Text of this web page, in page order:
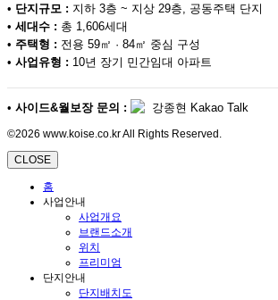
• 단지규모 : 지하 3층 ~ 지상 29층, 공동주택 단지
• 세대수 : 총 1,606세대
• 주택형 : 전용 59㎡ · 84㎡ 중심 구성
• 사업유형 : 10년 장기 민간임대 아파트
• 사이드&월보장 문의 : 강종현 Kakao Talk
©2026 www.koise.co.kr All Rights Reserved.
CLOSE
홈
사업안내
사업개요
브랜드소개
위치
프리미엄
단지안내
단지배치도